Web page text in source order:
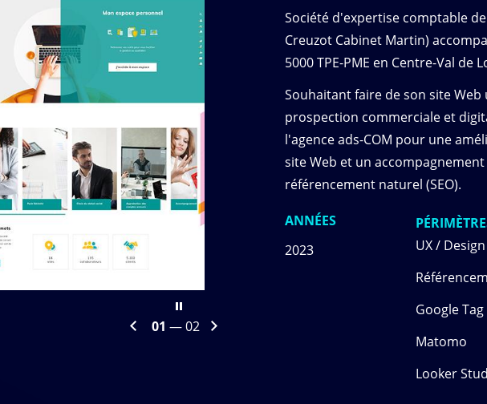
Arrêter
le
02 — 02
Diapositive
Diapositive
Société d'expertise comptable
Creuzot Cabinet Martin)
5000 TPE-PME en Centre-Val de
Souhaitant faire de son site
prospection commerciale et
l'agence ads-COM pour une
site Web et un
référencement naturel (SEO).
ANNÉES
2023
UX / Design
Google
Matomo
Looker